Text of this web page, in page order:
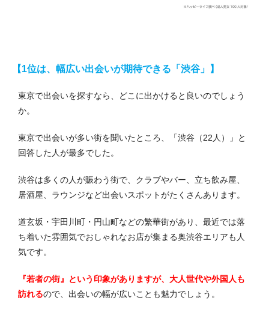
【1位は、幅広い出会いが期待できる「渋谷」】
東京で出会いを探すなら、どこに出かけると良いのでしょう
か。
東京で出会いが多い街を聞いたところ、「渋谷（22人）」と
回答した人が最多でした。
渋谷は多くの人が賑わう街で、クラブやバー、立ち飲み屋、
居酒屋、ラウンジなど出会いスポットがたくさんあります。
道玄坂・宇田川町・円山町などの繁華街があり、最近では落
ち着いた雰囲気でおしゃれなお店が集まる奥渋谷エリアも人
気です。
『若者の街』という印象がありますが、大人世代や外国人も
訪れるので、出会いの幅が広いことも魅力でしょう。